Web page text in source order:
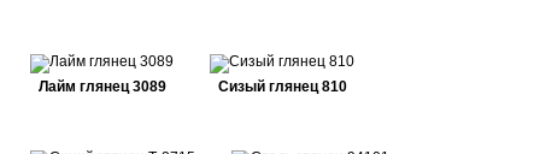
Лайм глянец 3089 Сизый глянец 810